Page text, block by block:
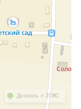
Доехать с 2ГИС